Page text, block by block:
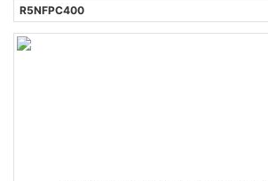
R5NFPC400